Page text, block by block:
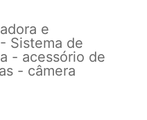
e
Sistema de
- acessório de
- câmera